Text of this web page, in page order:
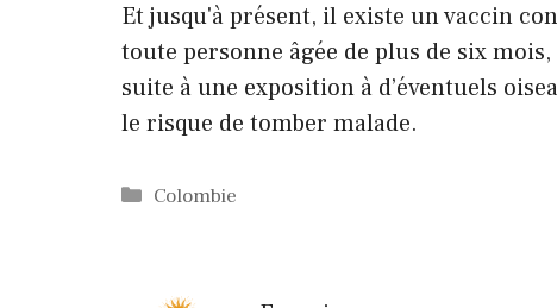
Et jusqu'à présent, il existe un vaccin
toute personne âgée de plus de six mois,
suite à une exposition à d’éventuels
le risque de tomber malade.
Catégories
Colombie